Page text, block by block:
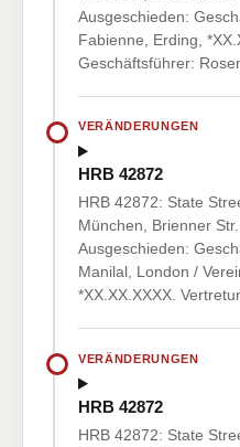
Ausgeschieden:
Fabienne, Erding,
Geschäftsführer:
VERÄNDERUNGEN
HRB 42872
HRB 42872: State
München, Brienner
Ausgeschieden:
Manilal, London /
*XX.XX.XXXX.
VERÄNDERUNGEN
HRB 42872
HRB 42872: State